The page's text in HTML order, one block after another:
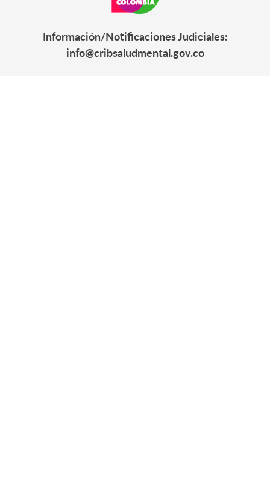
Información/Notificaciones Judiciales:
info@cribsaludmental.gov.co